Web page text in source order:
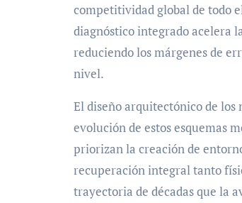
competitividad global de todo
diagnóstico integrado acelera
reduciendo los márgenes de
nivel.
El diseño arquitectónico de
evolución de estos esquemas
priorizan la creación de
recuperación integral tanto
trayectoria de décadas que la